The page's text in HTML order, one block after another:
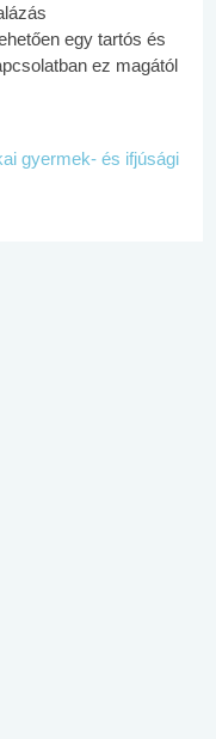
egy tartós és
ez magától
gyermek- és ifjúsági